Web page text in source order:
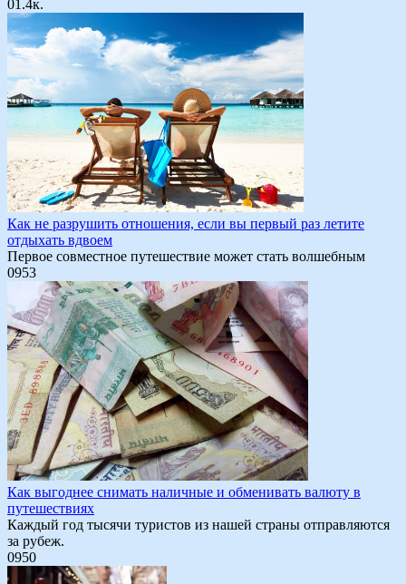
01.4к.
Как не разрушить отношения, если вы первый раз летите
отдыхать вдвоем
Первое совместное путешествие может стать волшебным
0953
Как выгоднее снимать наличные и обменивать валюту в
путешествиях
Каждый год тысячи туристов из нашей страны отправляются
за рубеж.
0950